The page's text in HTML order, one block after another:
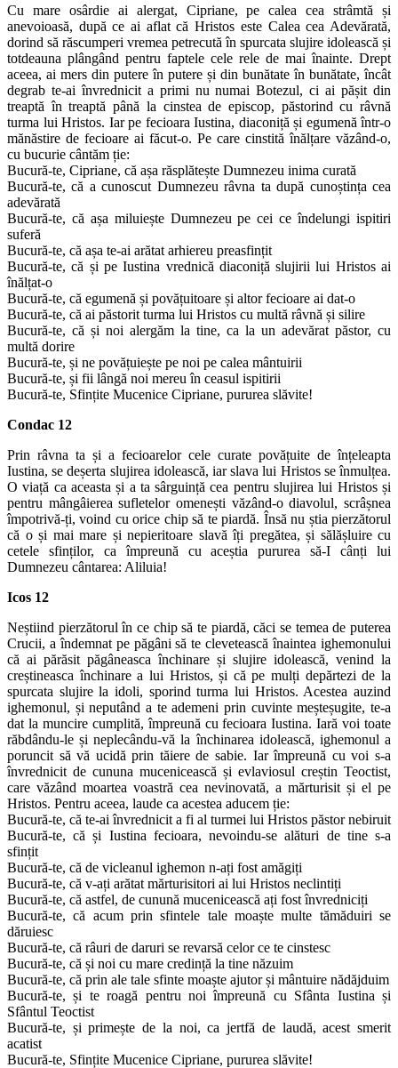
Cu mare osârdie ai alergat, Cipriane, pe calea cea strâmtă și
anevoioasă, după ce ai aflat că Hristos este Calea cea Adevărată,
dorind să răscumperi vremea petrecută în spurcata slujire idolească și
totdeauna plângând pentru faptele cele rele de mai înainte. Drept
aceea, ai mers din putere în putere și din bunătate în bunătate, încât
degrab te-ai învrednicit a primi nu numai Botezul, ci ai pășit din
treaptă în treaptă până la cinstea de episcop, păstorind cu râvnă
turma lui Hristos. Iar pe fecioara Iustina, diaconiță și egumenă într-o
mănăstire de fecioare ai făcut-o. Pe care cinstită înălțare văzând-o,
cu bucurie cântăm ție:
Bucură-te, Cipriane, că așa răsplătește Dumnezeu inima curată
Bucură-te, că a cunoscut Dumnezeu râvna ta după cunoștința cea
adevărată
Bucură-te, că așa miluiește Dumnezeu pe cei ce îndelungi ispitiri
suferă
Bucură-te, că așa te-ai arătat arhiereu preasfințit
Bucură-te, că și pe Iustina vrednică diaconiță slujirii lui Hristos ai
înălțat-o
Bucură-te, că egumenă și povățuitoare și altor fecioare ai dat-o
Bucură-te, că ai păstorit turma lui Hristos cu multă râvnă și silire
Bucură-te, că și noi alergăm la tine, ca la un adevărat păstor, cu
multă dorire
Bucură-te, și ne povățuiește pe noi pe calea mântuirii
Bucură-te, și fii lângă noi mereu în ceasul ispitirii
Bucură-te, Sfințite Mucenice Cipriane, pururea slăvite!
Condac 12
Prin râvna ta și a fecioarelor cele curate povățuite de înțeleapta
Iustina, se deșerta slujirea idolească, iar slava lui Hristos se înmulțea.
O viață ca aceasta și a ta sârguință cea pentru slujirea lui Hristos și
pentru mângâierea sufletelor omenești văzând-o diavolul, scrâșnea
împotrivă-ți, voind cu orice chip să te piardă. Însă nu știa pierzătorul
că o și mai mare și nepieritoare slavă îți pregătea, și sălășluire cu
cetele sfinților, ca împreună cu aceștia pururea să-I cânți lui
Dumnezeu cântarea: Aliluia!
Icos 12
Neștiind pierzătorul în ce chip să te piardă, căci se temea de puterea
Crucii, a îndemnat pe păgâni să te clevetească înaintea ighemonului
că ai părăsit păgâneasca închinare și slujire idolească, venind la
creștineasca închinare a lui Hristos, și că pe mulți depărtezi de la
spurcata slujire la idoli, sporind turma lui Hristos. Acestea auzind
ighemonul, și neputând a te ademeni prin cuvinte meșteșugite, te-a
dat la muncire cumplită, împreună cu fecioara Iustina. Iară voi toate
răbdându-le și neplecându-vă la închinarea idolească, ighemonul a
poruncit să vă ucidă prin tăiere de sabie. Iar împreună cu voi s-a
învrednicit de cununa mucenicească și evlaviosul creștin Teoctist,
care văzând moartea voastră cea nevinovată, a mărturisit și el pe
Hristos. Pentru aceea, laude ca acestea aducem ție:
Bucură-te, că te-ai învrednicit a fi al turmei lui Hristos păstor nebiruit
Bucură-te, că și Iustina fecioara, nevoindu-se alături de tine s-a
sfințit
Bucură-te, că de vicleanul ighemon n-ați fost amăgiți
Bucură-te, că v-ați arătat mărturisitori ai lui Hristos neclintiți
Bucură-te, că astfel, de cunună mucenicească ați fost învredniciți
Bucură-te, că acum prin sfintele tale moaște multe tămăduiri se
dăruiesc
Bucură-te, că râuri de daruri se revarsă celor ce te cinstesc
Bucură-te, că și noi cu mare credință la tine năzuim
Bucură-te, că prin ale tale sfinte moaște ajutor și mântuire nădăjduim
Bucură-te, și te roagă pentru noi împreună cu Sfânta Iustina și
Sfântul Teoctist
Bucură-te, și primește de la noi, ca jertfă de laudă, acest smerit
acatist
Bucură-te, Sfințite Mucenice Cipriane, pururea slăvite!